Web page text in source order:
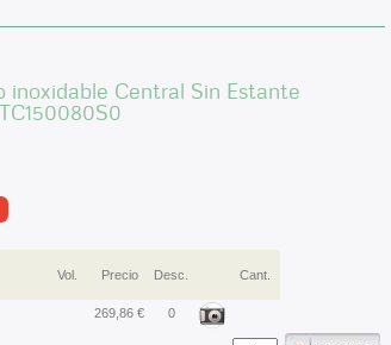
inoxidable Central Sin Estante
Vol. Precio Desc. Cant.
269,86 € 0